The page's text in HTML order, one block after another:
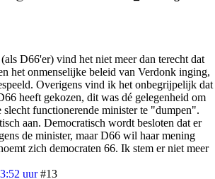
D66'er) vind het niet meer dan terecht dat
het onmenselijke beleid van Verdonk inging,
Overigens vind ik het onbegrijpelijk dat
heeft gekozen, dit was dé gelegenheid om
functionerende minister te "dumpen".
aan. Democratisch wordt besloten dat er
de minister, maar D66 wil haar mening
zich democraten 66. Ik stem er niet meer
uur #13